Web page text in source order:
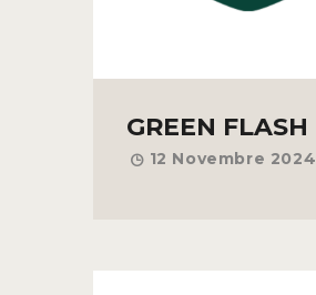
GREEN FLASH
12 Novembre 2024